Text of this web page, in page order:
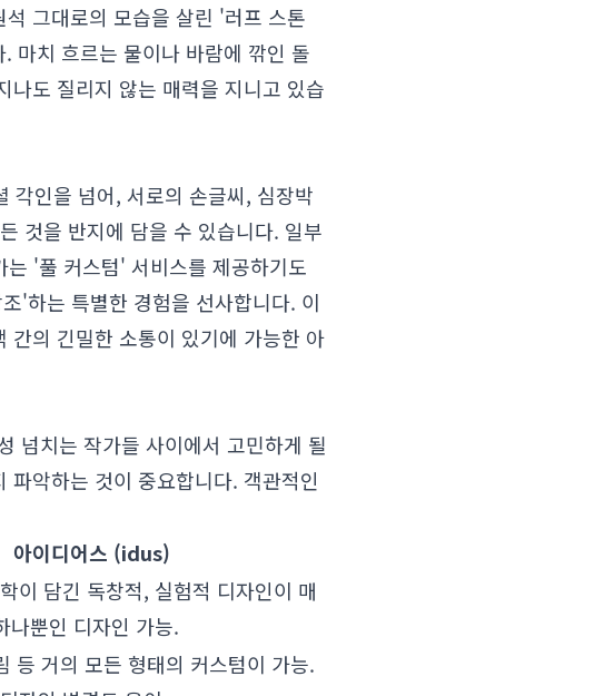
그대로의 모습을 살린 '러프 스톤
치 흐르는 물이나 바람에 깎인 돌
나도 질리지 않는 매력을 지니고 있습
각인을 넘어, 서로의 손글씨, 심장박
것을 반지에 담을 수 있습니다. 일부
'풀 커스텀' 서비스를 제공하기도
'하는 특별한 경험을 선사합니다. 이
간의 긴밀한 소통이 있기에 가능한 아
넘치는 작가들 사이에서 고민하게 될
악하는 것이 중요합니다. 객관적인
아이디어스 (idus)
이 담긴 독창적, 실험적 디자인이 매
나뿐인 디자인 가능.
등 거의 모든 형태의 커스텀이 가능.